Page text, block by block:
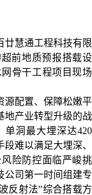
廿慧通工程科技有限
前地质预报搭载设
骨干工程项目现场
源配置、保障松嫩平
地产业转型升级的战
单洞最大埋深达420
难以满足大埋深、
险防控面临严峻挑
公司第一时间组建专
反射法”综合搭载方